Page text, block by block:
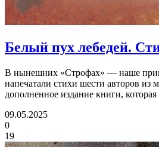
Белый пух лебедей.
В нынешних «Строфах» — наше
напечатали стихи шести авторов
дополненное издание книги,
09.05.2025
0
19